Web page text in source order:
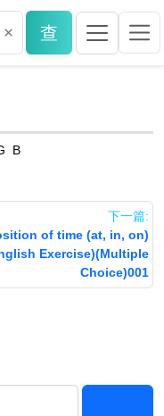
× 查
B
下一篇:
of time (at, in, on)
Exercise)(Multiple
Choice)001